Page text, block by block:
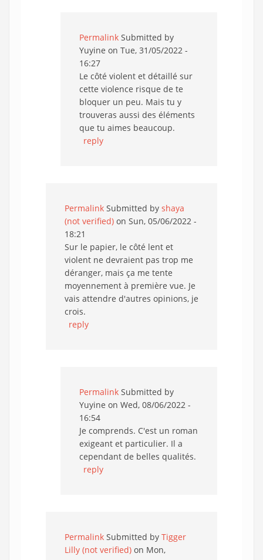
Permalink Submitted by
Yuyine on Tue, 31/05/2022 -
16:27
Le côté violent et détaillé sur
cette violence risque de te
bloquer un peu. Mais tu y
trouveras aussi des éléments
que tu aimes beaucoup.
reply
Permalink Submitted by shaya
(not verified) on Sun, 05/06/2022 -
18:21
Sur le papier, le côté lent et
violent ne devraient pas trop me
déranger, mais ça me tente
moyennement à première vue. Je
vais attendre d'autres opinions, je
crois.
reply
Permalink Submitted by
Yuyine on Wed, 08/06/2022 -
16:54
Je comprends. C'est un roman
exigeant et particulier. Il a
cependant de belles qualités.
reply
Permalink Submitted by Tigger
Lilly (not verified) on Mon,